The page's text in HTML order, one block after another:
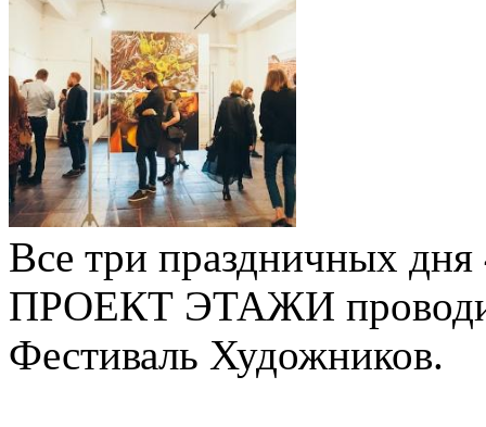
Все три праздничных
ПРОЕКТ ЭТАЖИ
Фестиваль Художников.